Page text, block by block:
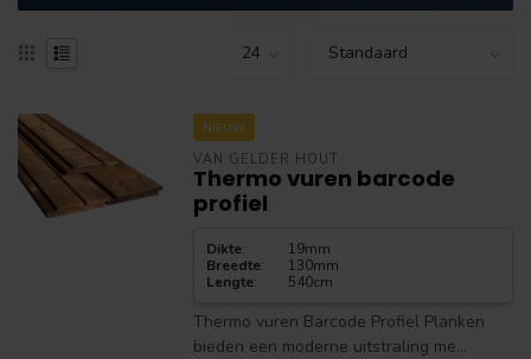
NIEUW
VAN GELDER HOUT
Thermo vuren barcode
profiel
Dikte:
19mm
Breedte:
130mm
Lengte: 540cm
Thermo vuren Barcode Profiel Planken
bieden een moderne uitstraling me...